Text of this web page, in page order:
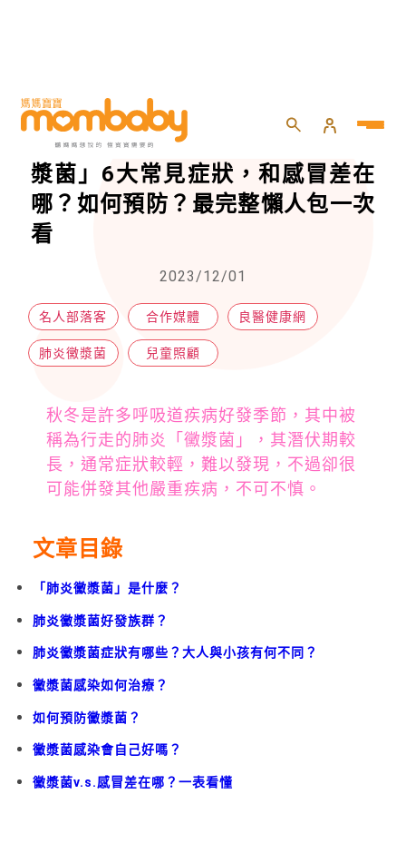
HOME 兒童 兒童照顧
大人小孩都會得！行走的肺炎「黴
漿菌」6大常見症狀，和感冒差在
哪？如何預防？最完整懶人包一次
看
2023/12/01
名人部落客 合作媒體 良醫健康網
肺炎黴漿菌 兒童照顧
秋冬是許多呼吸道疾病好發季節，其中被
稱為行走的肺炎「黴漿菌」，其潛伏期較
長，通常症狀較輕，難以發現，不過卻很
可能併發其他嚴重疾病，不可不慎。
文章目錄
「肺炎黴漿菌」是什麼？
肺炎黴漿菌好發族群？
肺炎黴漿菌症狀有哪些？大人與小孩有何不同？
黴漿菌感染如何治療？
如何預防黴漿菌？
黴漿菌感染會自己好嗎？
黴漿菌v.s.感冒差在哪？一表看懂